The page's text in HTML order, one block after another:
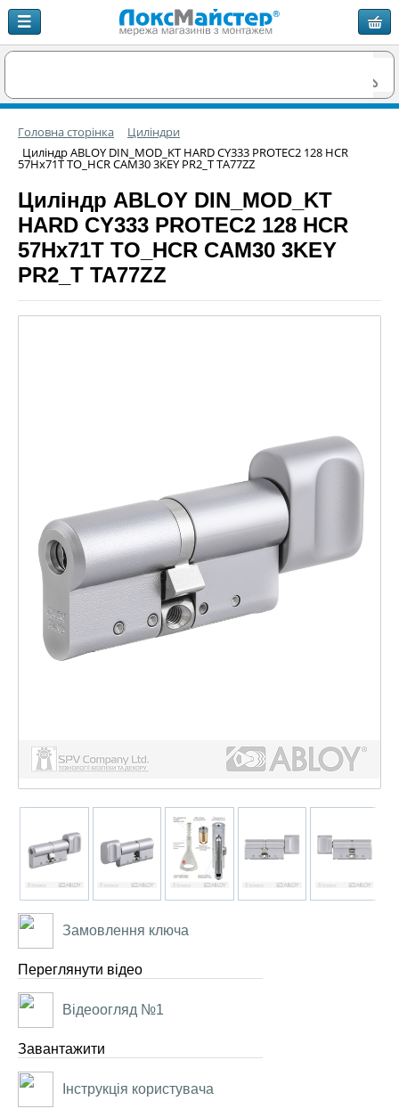
Головна сторінка
Циліндри
Циліндр ABLOY DIN_MOD_KT HARD CY333 PROTEC2 128 HCR
57Hx71T TO_HCR CAM30 3KEY PR2_T TA77ZZ
Циліндр ABLOY DIN_MOD_KT
HARD CY333 PROTEC2 128 HCR
57Hx71T TO_HCR CAM30 3KEY
PR2_T TA77ZZ
Замовлення ключа
Переглянути відео
Відеоогляд №1
Завантажити
Інструкція користувача